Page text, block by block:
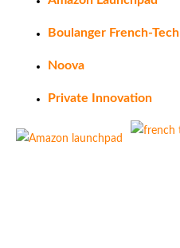
Boulanger French-Tech
Noova
Private Innovation